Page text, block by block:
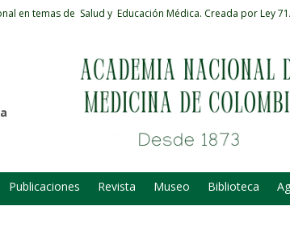
en temas de Salud y Educación Médica. Creada por Ley
Publicaciones Revista Museo Biblioteca